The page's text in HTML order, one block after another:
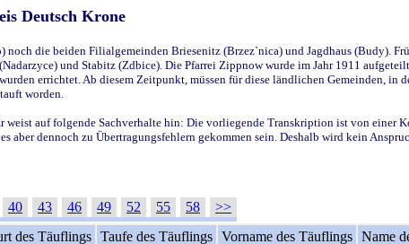
Deutsch Krone
die beiden Filialgemeinden Briesenitz (Brzez`nica) und Jagdhaus (Budy).
und Stabitz (Zdbice). Die Pfarrei Zippnow wurde im Jahr 1911
errichtet. Ab diesem Zeitpunkt, müssen für diese ländlichen Gemeinden, in
worden.
weist auf folgende Sachverhalte hin: Die vorliegende Transkription ist von einer
dennoch zu Übertragungsfehlern gekommen sein. Deshalb wird kein
40 43 46 49 52 55 58
>>
des Täuflings Taufe des Täuflings Vorname des Täuflings Name